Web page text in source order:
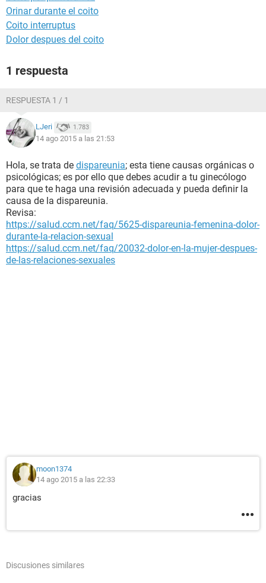
Orinar durante el coito
Coito interruptus
Dolor despues del coito
1 respuesta
RESPUESTA 1 / 1
LJeri 1.783
14 ago 2015 a las 21:53
Hola, se trata de dispareunia; esta tiene causas orgánicas o
psicológicas; es por ello que debes acudir a tu ginecólogo
para que te haga una revisión adecuada y pueda definir la
causa de la dispareunia.
Revisa:
https://salud.ccm.net/faq/5625-dispareunia-femenina-dolor-
durante-la-relacion-sexual
https://salud.ccm.net/faq/20032-dolor-en-la-mujer-despues-
de-las-relaciones-sexuales
moon1374
14 ago 2015 a las 22:33
gracias
Discusiones similares